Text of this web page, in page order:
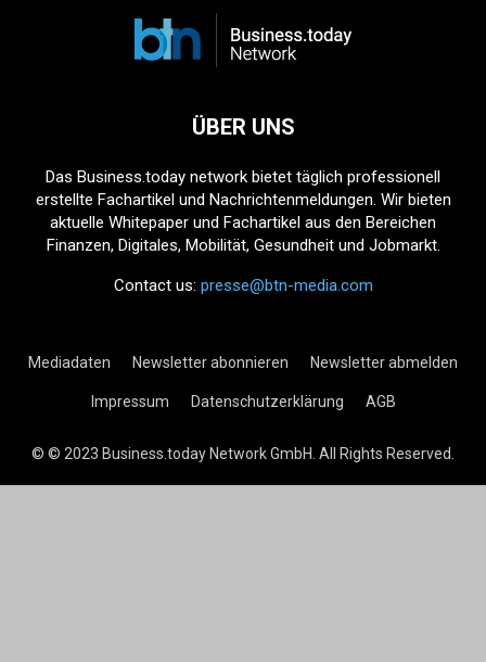
ÜBER UNS
Das Business.today network bietet täglich professionell
erstellte Fachartikel und Nachrichtenmeldungen. Wir bieten
aktuelle Whitepaper und Fachartikel aus den Bereichen
Finanzen, Digitales, Mobilität, Gesundheit und Jobmarkt.
Contact us: presse@btn-media.com
Mediadaten Newsletter abonnieren Newsletter abmelden
Impressum Datenschutzerklärung AGB
© © 2023 Business.today Network GmbH. All Rights Reserved.